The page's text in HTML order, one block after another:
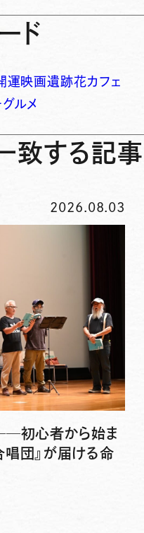
ド
運映画遺跡花カフェ
グルメ
致する記事
2026.08.03
初心者から始ま
唱団』が届ける命